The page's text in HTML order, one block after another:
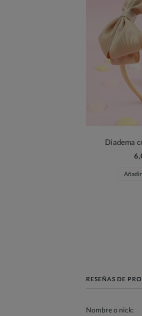
Diadema
Añadir
RESEÑAS DE
Nombre o nick: